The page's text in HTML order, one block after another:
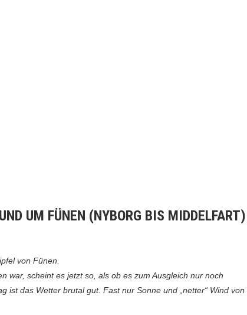
UM FÜNEN (NYBORG BIS MIDDELFART)
von Fünen.
war, scheint es jetzt so, als ob es zum Ausgleich nur noch
ist das Wetter brutal gut. Fast nur Sonne und „netter“ Wind von